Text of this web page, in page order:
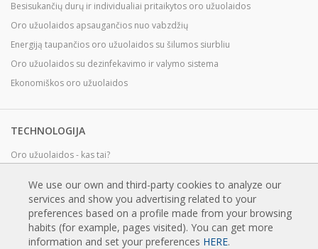
Besisukančių durų ir individualiai pritaikytos oro užuolaidos
Oro užuolaidos apsaugančios nuo vabzdžių
Energiją taupančios oro užuolaidos su šilumos siurbliu
Oro užuolaidos su dezinfekavimo ir valymo sistema
Ekonomiškos oro užuolaidos
TECHNOLOGIJA
Oro užuolaidos - kas tai?
Oro užuolaidų privalumai ir nauda
Šilumos siurbliai ir oro užuolaidos
EC oro užuolaidos
We use our own and third-party cookies to analyze our
services and show you advertising related to your
preferences based on a profile made from your browsing
habits (for example, pages visited). You can get more
information and set your preferences HERE.